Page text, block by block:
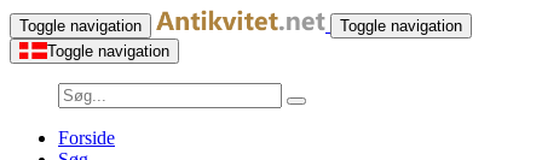
Toggle navigation
Toggle navigation
Toggle navigation
Forside